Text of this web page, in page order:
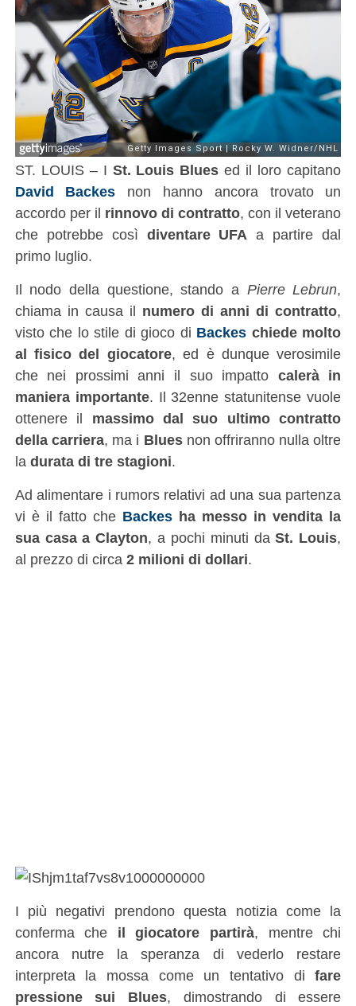
ST. LOUIS – I St. Louis Blues ed il loro capitano
David Backes non hanno ancora trovato un
accordo per il rinnovo di contratto, con il veterano
che potrebbe così diventare UFA a partire dal
primo luglio.
Il nodo della questione, stando a Pierre Lebrun,
chiama in causa il numero di anni di contratto,
visto che lo stile di gioco di Backes chiede molto
al fisico del giocatore, ed è dunque verosimile
che nei prossimi anni il suo impatto calerà in
maniera importante. Il 32enne statunitense vuole
ottenere il massimo dal suo ultimo contratto
della carriera, ma i Bluesnon offriranno nulla oltre
la durata di tre stagioni.
Ad alimentare i rumors relativi ad una sua partenza
vi è il fatto che Backes ha messo in vendita la
sua casa a Clayton, a pochi minuti daSt. Louis,
al prezzo di circa 2 milioni di dollari.
I più negativi prendono questa notizia come la
conferma che il giocatore partirà, mentre chi
ancora nutre la speranza di vederlo restare
interpreta la mossa come un tentativo difare
pressione sui Blues, dimostrando di essere